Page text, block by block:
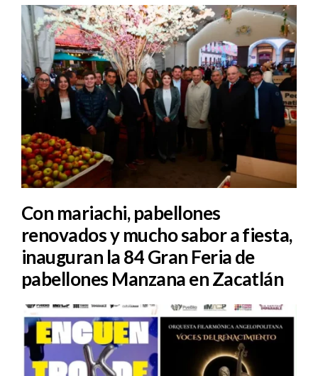
Con mariachi, pabellones
renovados y mucho sabor a fiesta,
inauguran la 84 Gran Feria de
pabellones Manzana en Zacatlán